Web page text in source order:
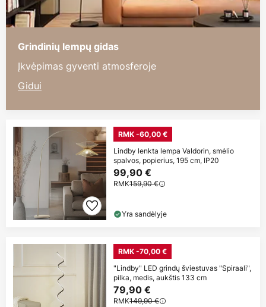
Grindinių lempų gidas
Įkvėpimas gyventi atmosferoje
Gidui
RMK -60,00 €
Lindby lenkta lempa Valdorin, smėlio
spalvos, popierius, 195 cm, IP20
99,90 €
RMK159,90 €
Yra sandėlyje
RMK -70,00 €
"Lindby" LED grindų šviestuvas "Spiraali",
pilka, medis, aukštis 133 cm
79,90 €
RMK149,90 €